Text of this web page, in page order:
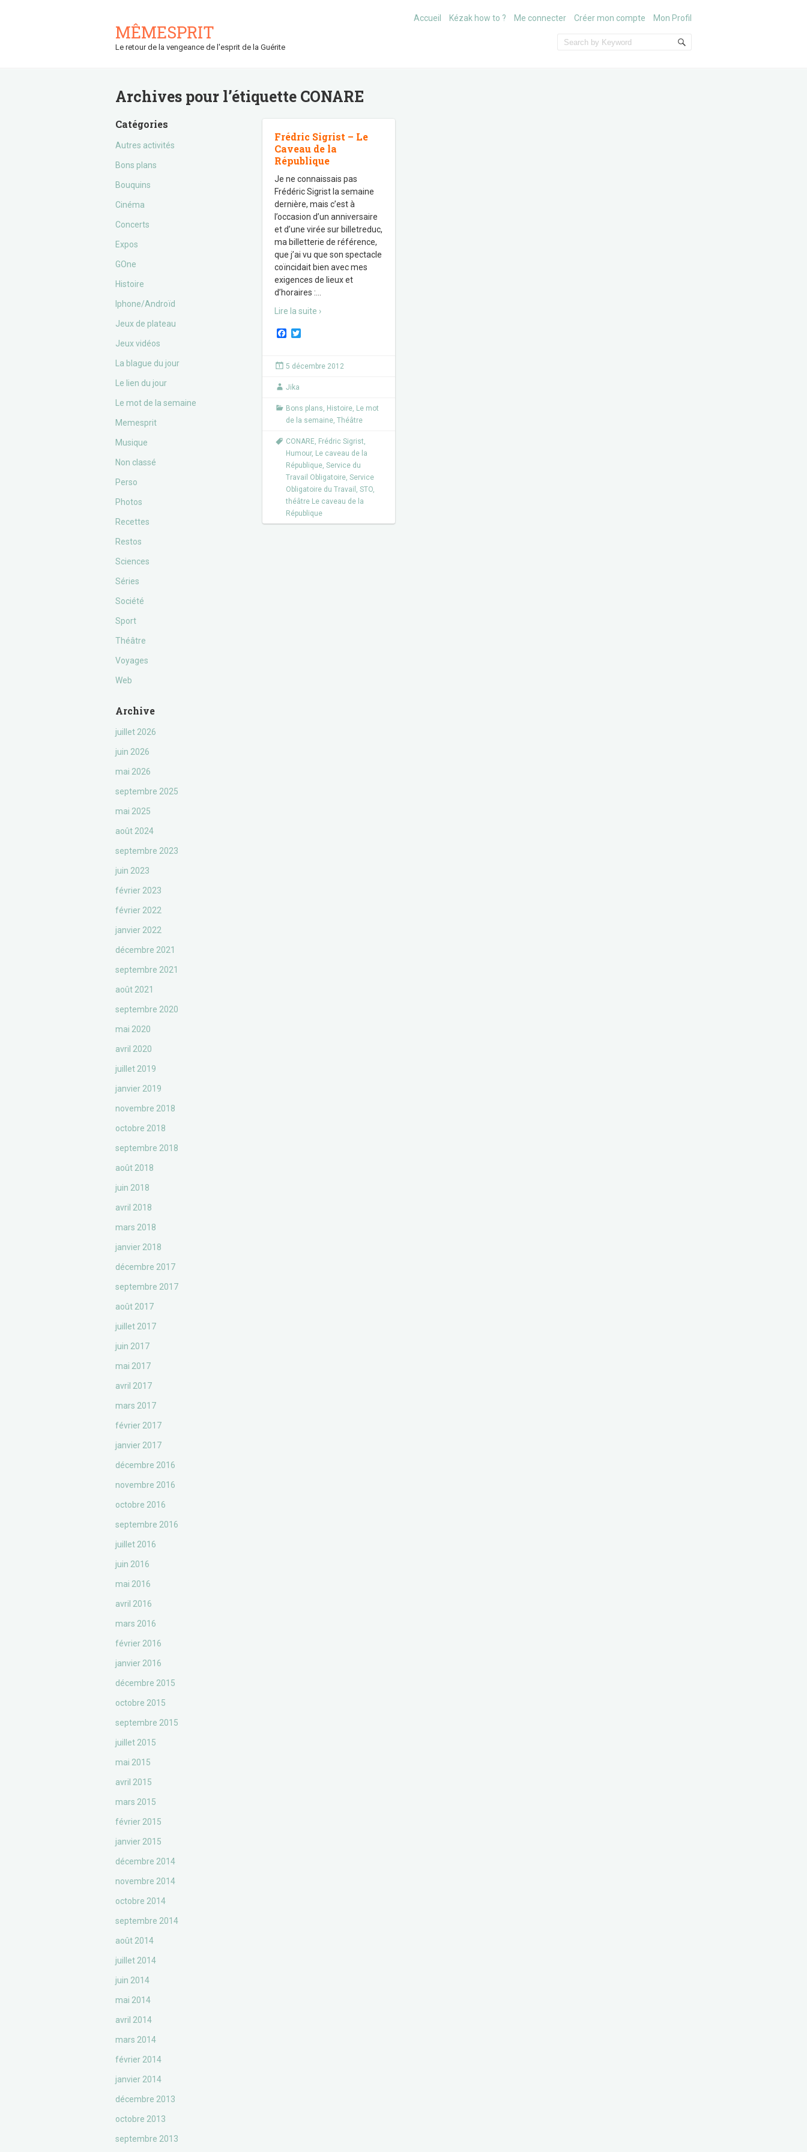
MÊMESPRIT
Le retour de la vengeance de l'esprit de la Guérite
Accueil Kézak how to ? Me connecter Créer mon compte Mon Profil
Archives pour l’étiquette CONARE
Catégories
Autres activités
Bons plans
Bouquins
Cinéma
Concerts
Expos
GOne
Histoire
Iphone/Androïd
Jeux de plateau
Jeux vidéos
La blague du jour
Le lien du jour
Le mot de la semaine
Memesprit
Musique
Non classé
Perso
Photos
Recettes
Restos
Sciences
Séries
Société
Sport
Théâtre
Voyages
Web
Archive
juillet 2026
juin 2026
mai 2026
septembre 2025
mai 2025
août 2024
septembre 2023
juin 2023
février 2023
février 2022
janvier 2022
décembre 2021
septembre 2021
août 2021
septembre 2020
mai 2020
avril 2020
juillet 2019
janvier 2019
novembre 2018
octobre 2018
septembre 2018
août 2018
juin 2018
avril 2018
mars 2018
janvier 2018
décembre 2017
septembre 2017
août 2017
juillet 2017
juin 2017
mai 2017
avril 2017
mars 2017
février 2017
janvier 2017
décembre 2016
novembre 2016
octobre 2016
septembre 2016
juillet 2016
juin 2016
mai 2016
avril 2016
mars 2016
février 2016
janvier 2016
décembre 2015
octobre 2015
septembre 2015
juillet 2015
mai 2015
avril 2015
mars 2015
février 2015
janvier 2015
décembre 2014
novembre 2014
octobre 2014
septembre 2014
août 2014
juillet 2014
juin 2014
mai 2014
avril 2014
mars 2014
février 2014
janvier 2014
décembre 2013
octobre 2013
septembre 2013
Frédric Sigrist – Le
Caveau de la
République
Je ne connaissais pas
Frédéric Sigrist la semaine
dernière, mais c’est à
l’occasion d’un anniversaire
et d’une virée sur billetreduc,
ma billetterie de référence,
que j’ai vu que son spectacle
coïncidait bien avec mes
exigences de lieux et
d’horaires :
Lire la suite ›
F
e
b
o
t
5 décembre 2012
Jika
Bons plans, Histoire, Le mot
de la semaine, Théâtre
CONARE, Frédric Sigrist,
Humour, Le caveau de la
République, Service du
Travail Obligatoire, Service
Obligatoire du Travail , STO,
théâtre Le caveau de la
République